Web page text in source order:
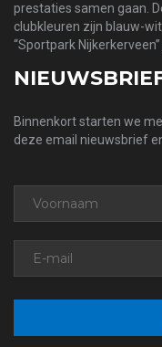
prestaties samen gaan.
clubkleuren zijn blauw-
“Sportpark Nijkerkerveen”
Binnenkort starten we
deze email nieuwsbrief